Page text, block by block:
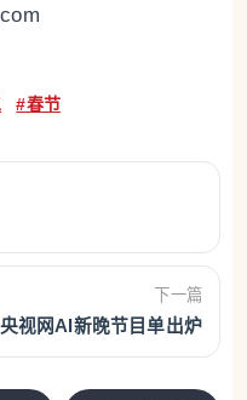
#春节
下一篇
视网AI新晚节目单出炉